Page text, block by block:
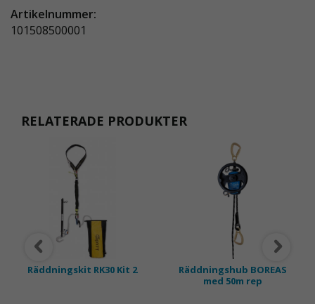
jämn och enkel firning. Levereras med ett 9mm
semi-statiskt rep, 2 aluminium krokar och ett
Artikelnummer:
101508500001
RELATERADE PRODUKTER
Räddningskit RK30 Kit 2
Räddningshub BOREAS
med 50m rep